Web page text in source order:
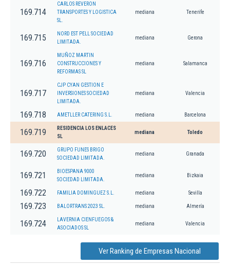
169.714
CARLOS REVERON
TRANSPORTES Y LOGISTICA
SL.
mediana Tenerife
169.715
NORD EST PELL SOCIEDAD
LIMITADA.
mediana Gerona
169.716
MUÑOZ MARTIN
CONSTRUCCIONES Y
REFORMAS SL
mediana Salamanca
169.717
CJP CYAN GESTION E
INVERSIONES SOCIEDAD
LIMITADA.
mediana Valencia
169.718 AMETLLER CATERING S.L. mediana Barcelona
169.719
RESIDENCIA LOS ENLACES
SL
mediana Toledo
169.720
GRUPO FUNES BRIGO
SOCIEDAD LIMITADA.
mediana Granada
169.721
BIOESPANA 9000
SOCIEDAD LIMITADA.
mediana Bizkaia
169.722 FAMILIA DOMINGUEZ S.L. mediana Sevilla
169.723 BALORTRANS 2023 SL. mediana Almería
169.724
LAVERNIA CIENFUEGOS &
ASOCIADOS SL
mediana Valencia
Ver Ranking de Empresas Nacional